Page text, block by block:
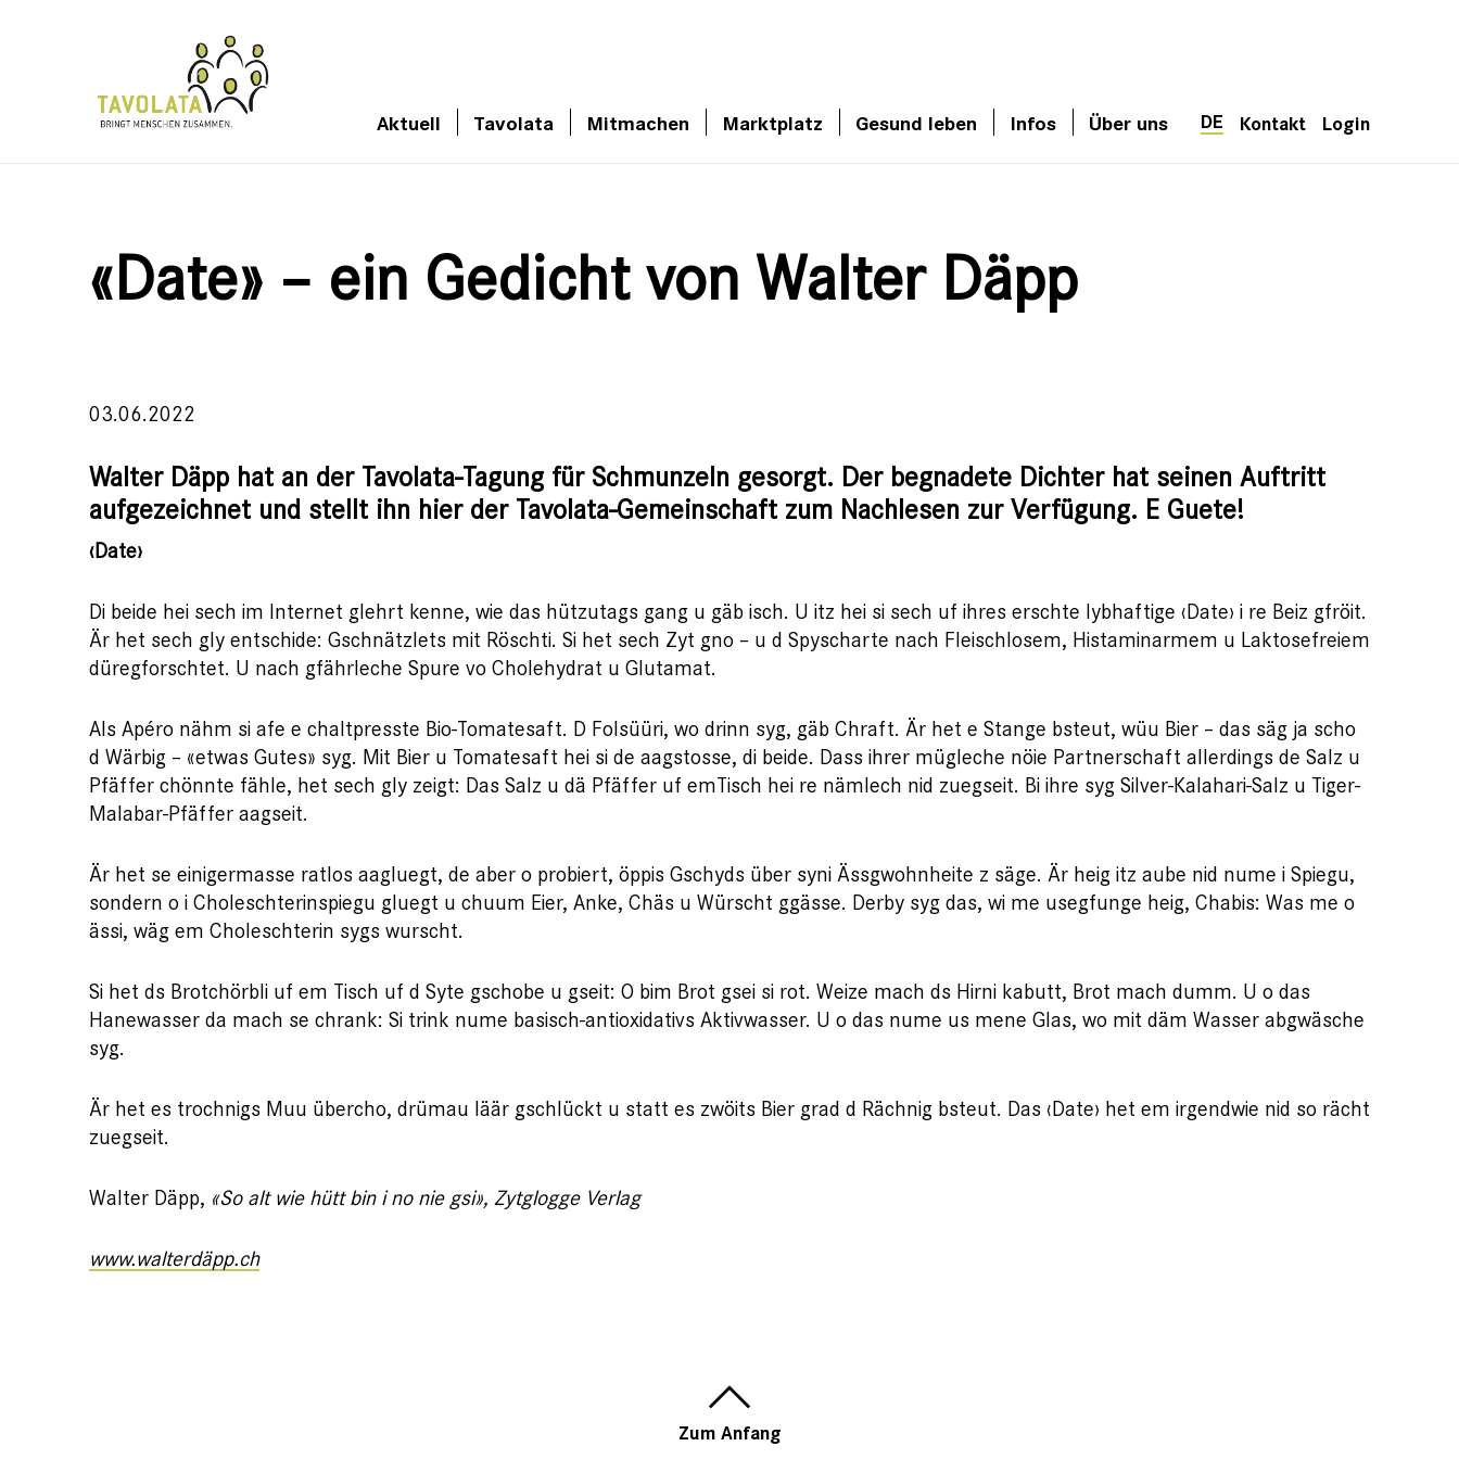
Aktuell Tavolata Mitmachen Marktplatz Gesund leben Infos Über uns DE Kontakt Login
«Date» – ein Gedicht von Walter Däpp
03.06.2022
Walter Däpp hat an der Tavolata-Tagung für Schmunzeln gesorgt. Der begnadete Dichter hat seinen Auftritt
aufgezeichnet und stellt ihn hier der Tavolata-Gemeinschaft zum Nachlesen zur Verfügung. E Guete!
‹Date›
Di beide hei sech im Internet glehrt kenne, wie das hützutags gang u gäb isch. U itz hei si sech uf ihres erschte lybhaftige ‹Date› i re Beiz gfröit.
Är het sech gly entschide: Gschnätzlets mit Röschti. Si het sech Zyt gno – u d Spyscharte nach Fleischlosem, Histaminarmem u Laktosefreiem
düregforschtet. U nach gfährleche Spure vo Cholehydrat u Glutamat.
Als Apéro nähm si afe e chaltpresste Bio-Tomatesaft. D Folsüüri, wo drinn syg, gäb Chraft. Är het e Stange bsteut, wüu Bier – das säg ja scho
d Wärbig – «etwas Gutes» syg. Mit Bier u Tomatesaft hei si de aagstosse, di beide. Dass ihrer mügleche nöie Partnerschaft allerdings de Salz u
Pfäffer chönnte fähle, het sech gly zeigt: Das Salz u dä Pfäffer uf emTisch hei re nämlech nid zuegseit. Bi ihre syg Silver-Kalahari-Salz u Tiger-
Malabar-Pfäffer aagseit.
Är het se einigermasse ratlos aagluegt, de aber o probiert, öppis Gschyds über syni Ässgwohnheite z säge. Är heig itz aube nid nume i Spiegu,
sondern o i Choleschterinspiegu gluegt u chuum Eier, Anke, Chäs u Würscht ggässe. Derby syg das, wi me usegfunge heig, Chabis: Was me o
ässi, wäg em Choleschterin sygs wurscht.
Si het ds Brotchörbli uf em Tisch uf d Syte gschobe u gseit: O bim Brot gsei si rot. Weize mach ds Hirni kabutt, Brot mach dumm. U o das
Hanewasser da mach se chrank: Si trink nume basisch-antioxidativs Aktivwasser. U o das nume us mene Glas, wo mit däm Wasser abgwäsche
syg.
Är het es trochnigs Muu übercho, drümau läär gschlückt u statt es zwöits Bier grad d Rächnig bsteut. Das ‹Date› het em irgendwie nid so rächt
zuegseit.
Walter Däpp, «So alt wie hütt bin i no nie gsi», Zytglogge Verlag
www.walterdäpp.ch
Zum Anfang